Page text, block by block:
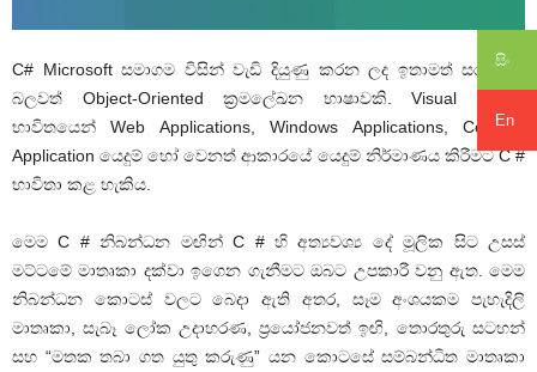
සිං
En
C# Microsoft සමාගම විසින් වැඩි දියුණු කරන ලද ඉතාමත් සරල හා
බලවත් Object-Oriented ක්‍රමලේඛන භාෂාවකි. Visual Studio
භාවිතයෙන් Web Applications, Windows Applications, Console
Application යෙදුම් හෝ වෙනත් ආකාරයේ යෙදුම් නිර්මාණය කිරීමට C #
භාවිතා කළ හැකිය.
මෙම C # නිබන්ධන මඟින් C # හි අත්‍යවශ්‍ය දේ මූලික සිට උසස්
මට්ටමේ මාතෘකා දක්වා ඉගෙන ගැනීමට ඔබට උපකාරී වනු ඇත. මෙම
නිබන්ධන කොටස් වලට බෙදා ඇති අතර, සෑම අංශයකම පැහැදිලි
මාතෘකා, සැබෑ ලෝක උදාහරණ, ප්‍රයෝජනවත් ඉඟි, තොරතුරු සටහන්
සහ “මතක තබා ගත යුතු කරුණු” යන කොටසේ සම්බන්ධිත මාතෘකා